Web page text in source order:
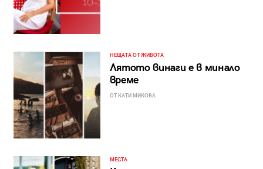
НЕЩАТА ОТ ЖИВОТА
Лятото винаги е в минало
време
ОТ КАТИ МИКОВА
МЕСТА